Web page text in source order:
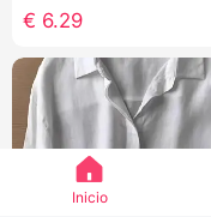
Señorita Hombreras
cuerpo Vestido
Chaqueta de punto
Moda Conjunto
€ 6.29
Inicio